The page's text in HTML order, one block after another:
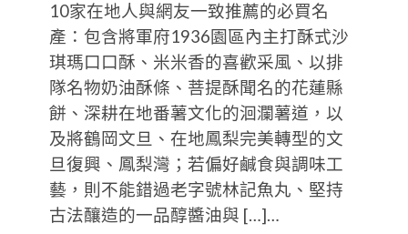
10家在地人與網友一致推薦的必買名
產：包含將軍府1936園區內主打酥式沙
琪瑪口口酥、米米香的喜歡采風、以排
隊名物奶油酥條、菩提酥聞名的花蓮縣
餅、深耕在地番薯文化的洄瀾薯道，以
及將鶴岡文旦、在地鳳梨完美轉型的文
旦復興、鳳梨灣；若偏好鹹食與調味工
藝，則不能錯過老字號林記魚丸、堅持
古法釀造的一品醇醬油與 […]…